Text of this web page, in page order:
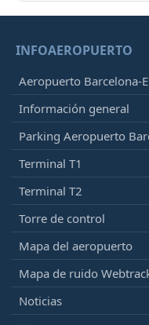
INFOAEROPUERTO
Aeropuerto Barcelona-
Información general
Parking Aeropuerto
Terminal T1
Terminal T2
Torre de control
Mapa del aeropuerto
Mapa de ruido
Noticias